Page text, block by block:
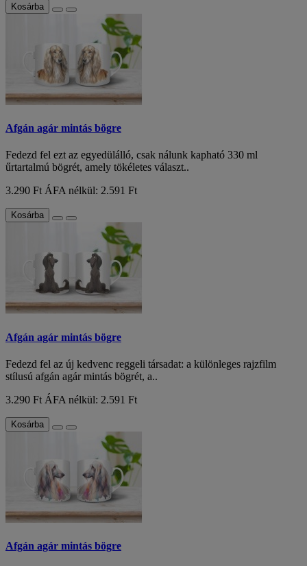
Kosárba
Afgán agár mintás bögre
Fedezd fel ezt az egyedülálló, csak nálunk kapható 330 ml
űrtartalmú bögrét, amely tökéletes választ..
3.290 Ft ÁFA nélkül: 2.591 Ft
Kosárba
Afgán agár mintás bögre
Fedezd fel az új kedvenc reggeli társadat: a különleges rajzfilm
stílusú afgán agár mintás bögrét, a..
3.290 Ft ÁFA nélkül: 2.591 Ft
Kosárba
Afgán agár mintás bögre